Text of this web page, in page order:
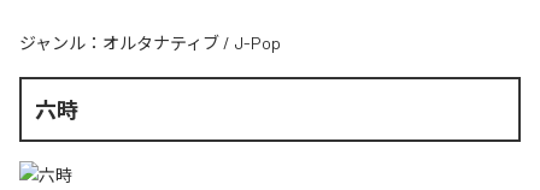
ジャンル： オルタナティブ / J-Pop
六時